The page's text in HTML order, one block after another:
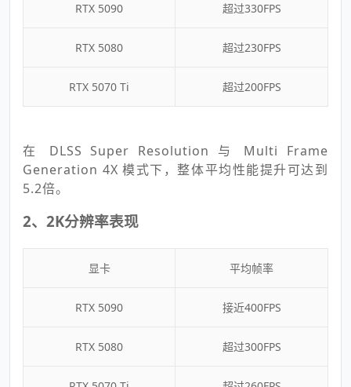
RTX 5090 超过330FPS
RTX 5080 超过230FPS
RTX 5070 Ti 超过200FPS
在 DLSS Super Resolution 与 Multi Frame
Generation 4X 模式下，整体平均性能提升可达到
5.2倍。
2、2K分辨率表现
显卡 平均帧率
RTX 5090 接近400FPS
RTX 5080 超过300FPS